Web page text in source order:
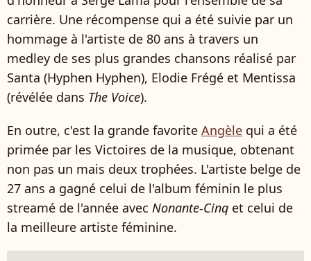
carrière. Une récompense qui a été suivie par un
hommage à l'artiste de 80 ans à travers un
medley de ses plus grandes chansons réalisé par
Santa (Hyphen Hyphen), Elodie Frégé et Mentissa
(révélée dans The Voice).
En outre, c'est la grande favorite Angèle qui a été
primée par les Victoires de la musique, obtenant
non pas un mais deux trophées. L'artiste belge de
27 ans a gagné celui de l'album féminin le plus
streamé de l'année avec Nonante-Cinq et celui de
la meilleure artiste féminine.